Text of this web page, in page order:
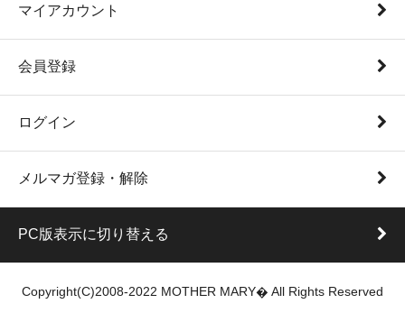
マイアカウント
会員登録
ログイン
メルマガ登録・解除
PC版表示に切り替える
Copyright(C)2008-2022 MOTHER MARY� All Rights Reserved